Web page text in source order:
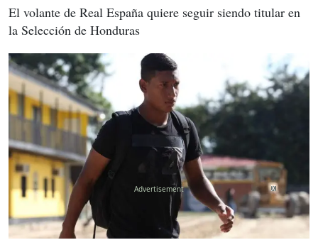
El volante de Real España quiere seguir siendo titular en
la Selección de Honduras
X
X